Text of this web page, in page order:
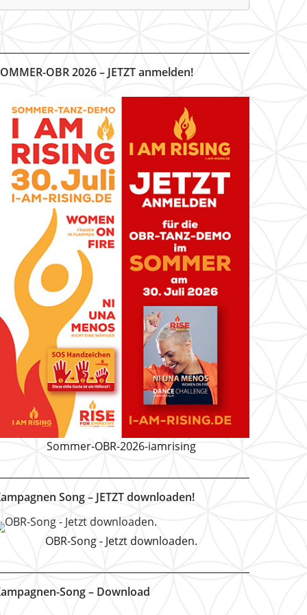
OBR 2026 – JETZT anmelden!
Sommer-OBR-2026-iamrising
Song – JETZT downloaden!
OBR-Song - Jetzt downloaden.
Song – Download